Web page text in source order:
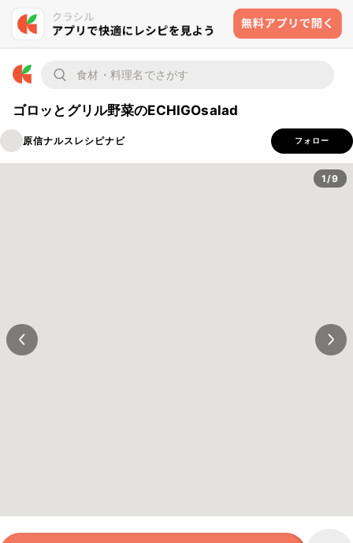
ゴロッとグリル野菜のECHIGOsalad
原信ナルスレシピナビ フォロー
1/9